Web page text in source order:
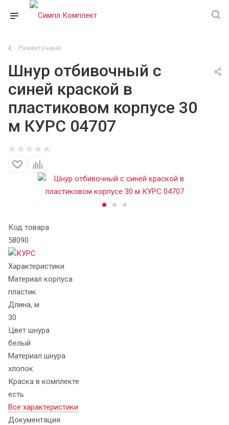
Разметочный
Шнур отбивочный c
синей краской в
пластиковом корпусе 30
м КУРС 04707
Код товара
58090
Характеристики
Материал корпуса
пластик
Длина, м
30
Цвет шнура
белый
Материал шнура
хлопок
Краска в комплекте
есть
Все характеристики
Документация